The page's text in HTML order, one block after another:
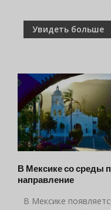
Увидеть больше
В Мексике со среды
направление
В Мексике